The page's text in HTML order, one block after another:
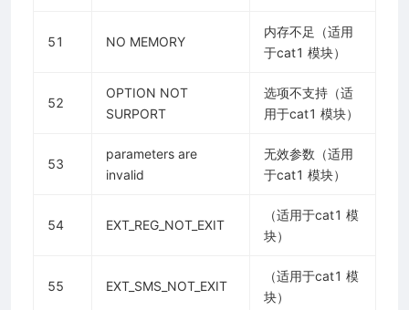
51 NO MEMORY
内存不足（适用
于cat1 模块）
52
OPTION NOT
SURPORT
选项不支持（适
用于cat1 模块）
53
parameters are
invalid
无效参数（适用
于cat1 模块）
54 EXT_REG_NOT_EXIT
（适用于cat1 模
块）
55 EXT_SMS_NOT_EXIT
（适用于cat1 模
块）